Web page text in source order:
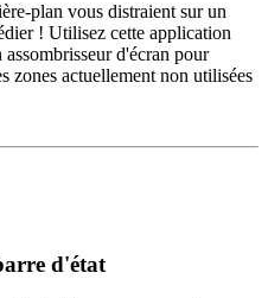
plan vous distraient sur un
! Utilisez cette application
d'écran pour
zones actuellement non utilisées
d'état